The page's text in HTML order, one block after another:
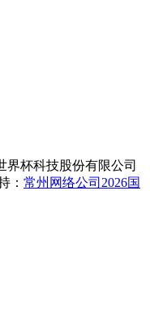
界杯科技股份有限公司
： 常州网络公司2026国